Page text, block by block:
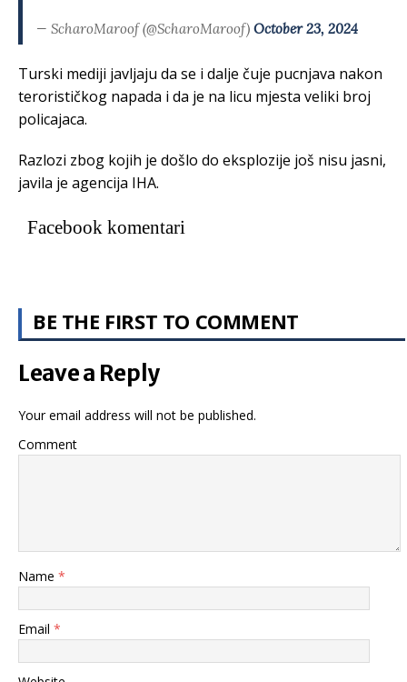
— ScharoMaroof (@ScharoMaroof) October 23, 2024
Turski mediji javljaju da se i dalje čuje pucnjava nakon
terorističkog napada i da je na licu mjesta veliki broj
policajaca.
Razlozi zbog kojih je došlo do eksplozije još nisu jasni,
javila je agencija IHA.
Facebook komentari
BE THE FIRST TO COMMENT
Leave a Reply
Your email address will not be published.
Comment
Name *
Email *